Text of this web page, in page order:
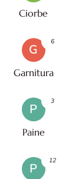
Ciorbe
G
Garnitura
6
P
Paine
3
P
12